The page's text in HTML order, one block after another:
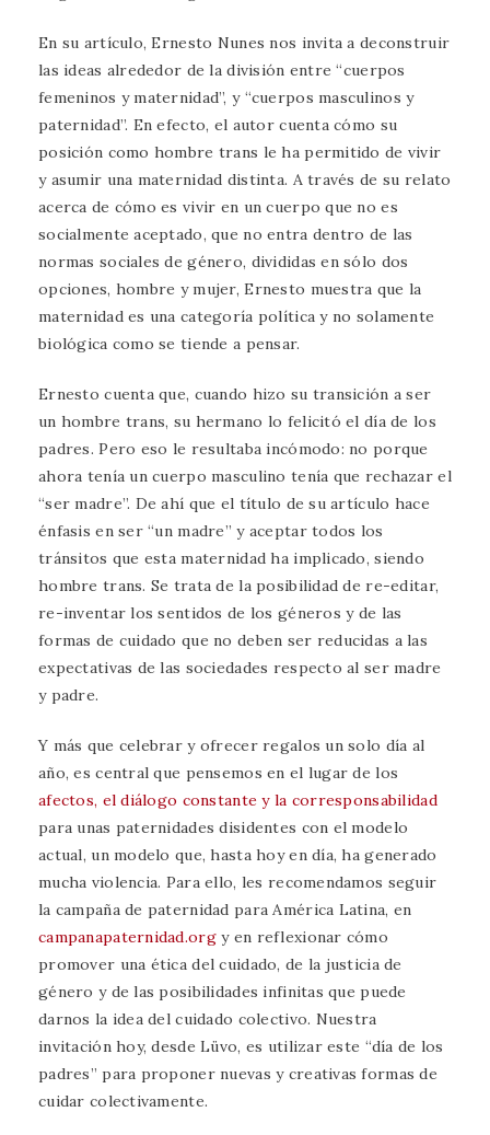
En su artículo, Ernesto Nunes nos invita a deconstruir
las ideas alrededor de la división entre “cuerpos
femeninos y maternidad”, y “cuerpos masculinos y
paternidad”. En efecto, el autor cuenta cómo su
posición como hombre trans le ha permitido de vivir
y asumir una maternidad distinta. A través de su relato
acerca de cómo es vivir en un cuerpo que no es
socialmente aceptado, que no entra dentro de las
normas sociales de género, divididas en sólo dos
opciones, hombre y mujer, Ernesto muestra que la
maternidad es una categoría política y no solamente
biológica como se tiende a pensar.
Ernesto cuenta que, cuando hizo su transición a ser
un hombre trans, su hermano lo felicitó el día de los
padres. Pero eso le resultaba incómodo: no porque
ahora tenía un cuerpo masculino tenía que rechazar el
“ser madre”. De ahí que el título de su artículo hace
énfasis en ser “un madre” y aceptar todos los
tránsitos que esta maternidad ha implicado, siendo
hombre trans. Se trata de la posibilidad de re-editar,
re-inventar los sentidos de los géneros y de las
formas de cuidado que no deben ser reducidas a las
expectativas de las sociedades respecto al ser madre
y padre.
Y más que celebrar y ofrecer regalos un solo día al
año, es central que pensemos en el lugar de los
afectos, el diálogo constante y la corresponsabilidad
para unas paternidades disidentes con el modelo
actual, un modelo que, hasta hoy en día, ha generado
mucha violencia. Para ello, les recomendamos seguir
la campaña de paternidad para América Latina, en
campanapaternidad.orgy en reflexionar cómo
promover una ética del cuidado, de la justicia de
género y de las posibilidades infinitas que puede
darnos la idea del cuidado colectivo. Nuestra
invitación hoy, desde Lüvo, es utilizar este “día de los
padres” para proponer nuevas y creativas formas de
cuidar colectivamente.